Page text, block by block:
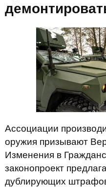
Ассоциации
оружия призывают
Изменения в
законопроект
дублирующих